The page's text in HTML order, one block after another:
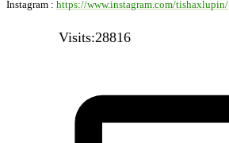
Instagram : https://www.instagram.com/tishaxlupin/
Visits:28816